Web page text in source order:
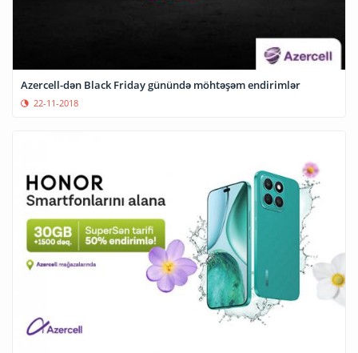
Azercell-dən Black Friday günündə möhtəşəm endirimlər
22-11-2018